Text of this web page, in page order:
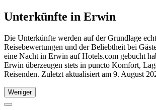
Unterkünfte in Erwin
Die Unterkünfte werden auf der Grundlage
Reisebewertungen und der Beliebtheit bei
eine Nacht in Erwin auf Hotels.com gebucht
Erwin überzeugen stets in puncto Komfort,
Reisenden. Zuletzt aktualisiert am 9. August
Weniger